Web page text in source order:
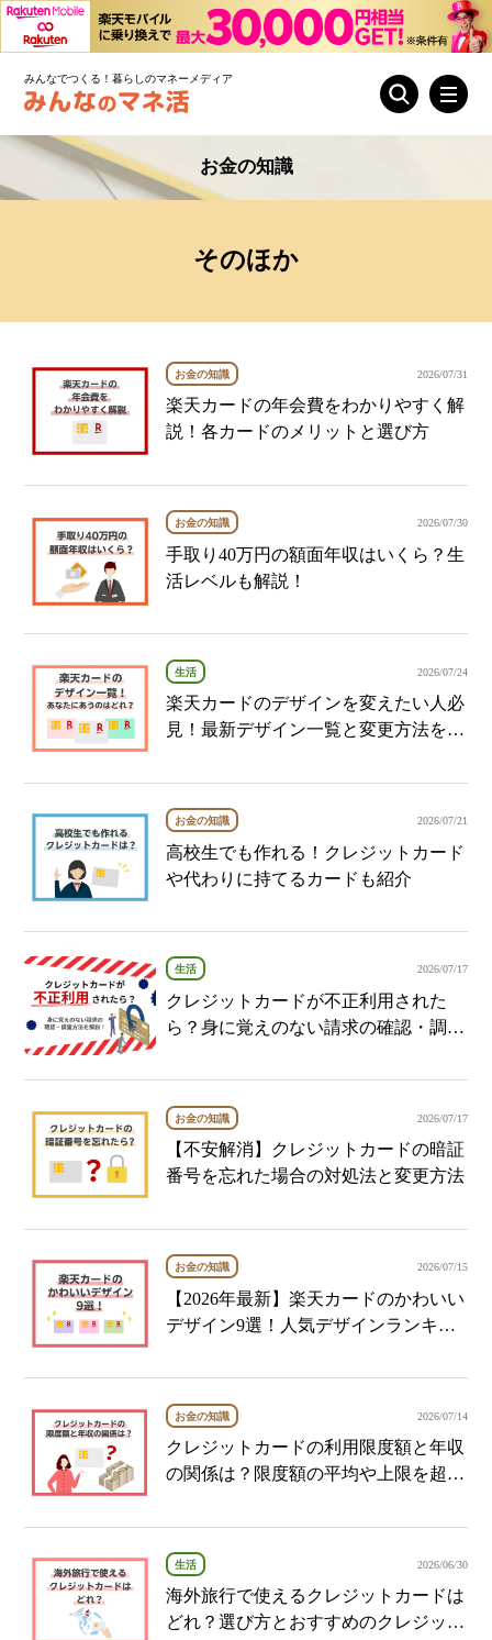
みんなでつくる！暮らしのマネーメディア
お金の知識
そのほか
お金の知識 2026/07/31
楽天カードの年会費をわかりやすく解
説！各カードのメリットと選び方
お金の知識 2026/07/30
手取り40万円の額面年収はいくら？生
活レベルも解説！
生活 2026/07/24
楽天カードのデザインを変えたい人必
見！最新デザイン一覧と変更方法を解
お金の知識 2026/07/21
高校生でも作れる！クレジットカード
や代わりに持てるカードも紹介
生活 2026/07/17
クレジットカードが不正利用された
ら？身に覚えのない請求の確認・調査
お金の知識 2026/07/17
【不安解消】クレジットカードの暗証
番号を忘れた場合の対処法と変更方法
お金の知識 2026/07/15
【2026年最新】楽天カードのかわいい
デザイン9選！人気デザインランキン
お金の知識 2026/07/14
クレジットカードの利用限度額と年収
の関係は？限度額の平均や上限を超え
生活 2026/06/30
海外旅行で使えるクレジットカードは
どれ？選び方とおすすめのクレジット